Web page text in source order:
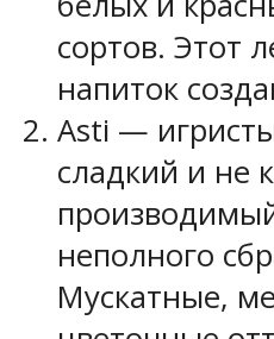
сортов. Этот
напиток
Asti —
сладкий и не
неполного
Мускатные,